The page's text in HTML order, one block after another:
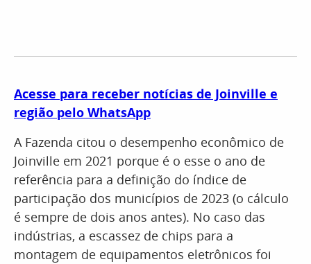
Acesse para receber notícias de Joinville e
região pelo WhatsApp
A Fazenda citou o desempenho econômico de
Joinville em 2021 porque é o esse o ano de
referência para a definição do índice de
participação dos municípios de 2023 (o cálculo
é sempre de dois anos antes). No caso das
indústrias, a escassez de chips para a
montagem de equipamentos eletrônicos foi